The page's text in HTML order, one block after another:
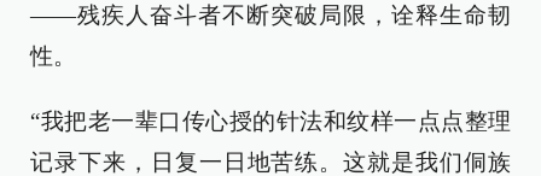
——残疾人奋斗者不断突破局限，诠释生命韧
性。
“我把老一辈口传心授的针法和纹样一点点整理
记录下来，日复一日地苦练。这就是我们侗族